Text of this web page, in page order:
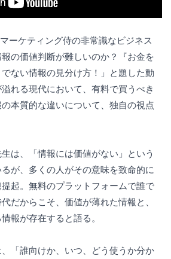
ーケティング侍の非常識なビジネス
の価値判断が難しいのか？『お金を
ない情報の見分け方！」と題した動
れる現代において、有料で買うべき
本質的な違いについて、独自の視点
は、「情報には価値がない」という
が、多くの人がその意味を致命的に
起。無料のプラットフォームで誰で
だからこそ、価値が薄れた情報と、
報が存在すると語る。
「誰向けか、いつ、どう使うか分か